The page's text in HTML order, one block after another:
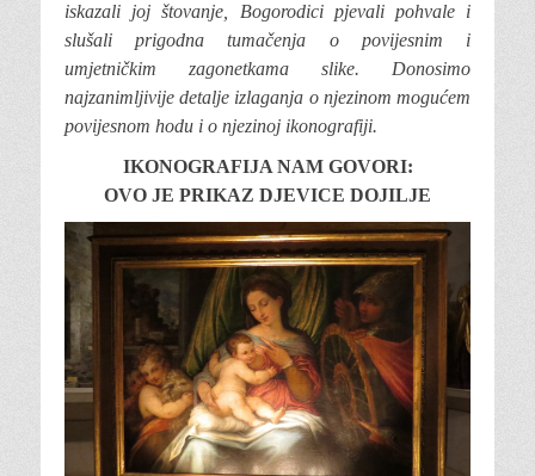
iskazali joj štovanje, Bogorodici pjevali pohvale i
slušali prigodna tumačenja o povijesnim i
umjetničkim zagonetkama slike. Donosimo
najzanimljivije detalje izlaganja o njezinom mogućem
povijesnom hodu i o njezinoj ikonografiji.
IKONOGRAFIJA NAM GOVORI:
OVO JE PRIKAZ DJEVICE DOJILJE